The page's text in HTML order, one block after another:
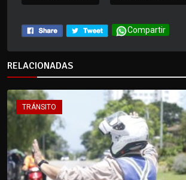
Compartir
RELACIONADAS
TRÁNSITO